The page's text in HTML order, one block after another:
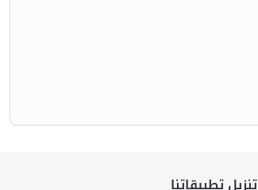
تنزيل تطبيقاتنا